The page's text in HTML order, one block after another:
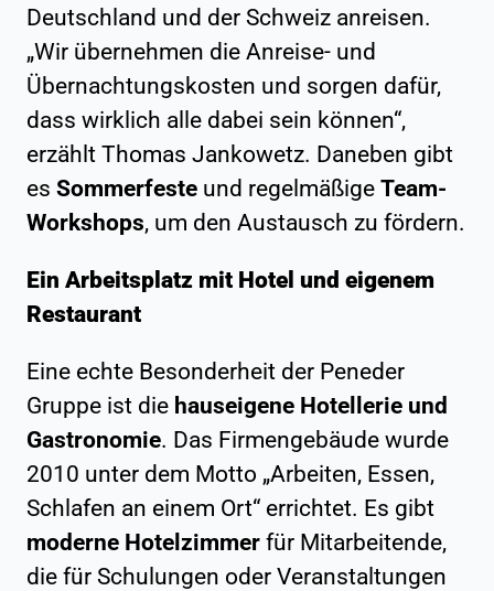
Deutschland und der Schweiz anreisen.
„Wir übernehmen die Anreise- und
Übernachtungskosten und sorgen dafür,
dass wirklich alle dabei sein können“,
erzählt Thomas Jankowetz. Daneben gibt
es Sommerfeste und regelmäßige Team-
Workshops, um den Austausch zu fördern.
Ein Arbeitsplatz mit Hotel und eigenem
Restaurant
Eine echte Besonderheit der Peneder
Gruppe ist die hauseigene Hotellerie und
Gastronomie. Das Firmengebäude wurde
2010 unter dem Motto „Arbeiten, Essen,
Schlafen an einem Ort“ errichtet. Es gibt
moderne Hotelzimmer für Mitarbeitende,
die für Schulungen oder Veranstaltungen